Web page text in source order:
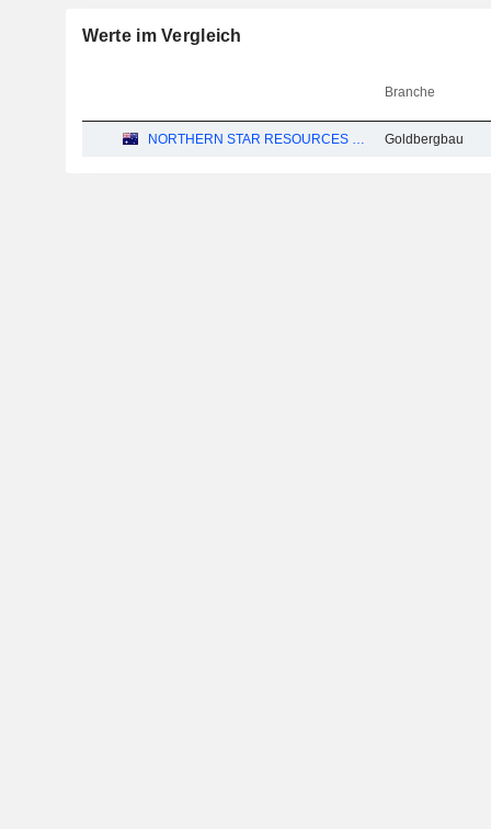
Werte im Vergleich
Branche
NORTHERN STAR RESOURCES LIMITED Goldbergbau